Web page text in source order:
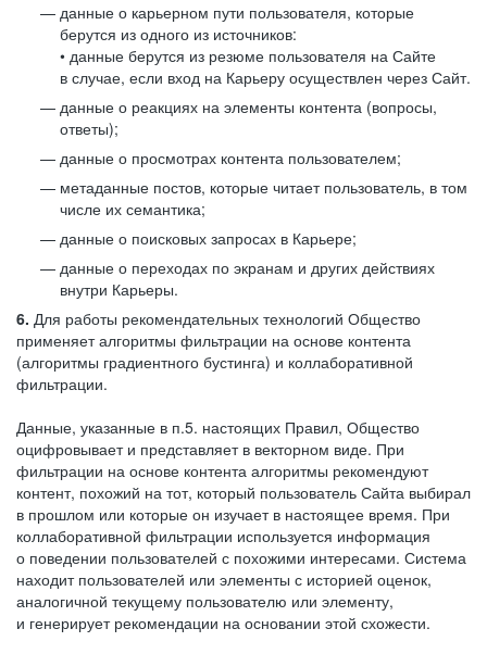
данные о карьерном пути пользователя, которые
берутся из одного из источников:
• данные берутся из резюме пользователя на Сайте
в случае, если вход на Карьеру осуществлен через Сайт.
данные о реакциях на элементы контента (вопросы,
ответы);
данные о просмотрах контента пользователем;
метаданные постов, которые читает пользователь, в том
числе их семантика;
данные о поисковых запросах в Карьере;
данные о переходах по экранам и других действиях
внутри Карьеры.
6. Для работы рекомендательных технологий Общество
применяет алгоритмы фильтрации на основе контента
(алгоритмы градиентного бустинга) и коллаборативной
фильтрации.
Данные, указанные в п.5. настоящих Правил, Общество
оцифровывает и представляет в векторном виде. При
фильтрации на основе контента алгоритмы рекомендуют
контент, похожий на тот, который пользователь Сайта выбирал
в прошлом или которые он изучает в настоящее время. При
коллаборативной фильтрации используется информация
о поведении пользователей с похожими интересами. Система
находит пользователей или элементы с историей оценок,
аналогичной текущему пользователю или элементу,
и генерирует рекомендации на основании этой схожести.